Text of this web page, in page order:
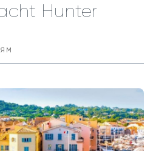
Hunter